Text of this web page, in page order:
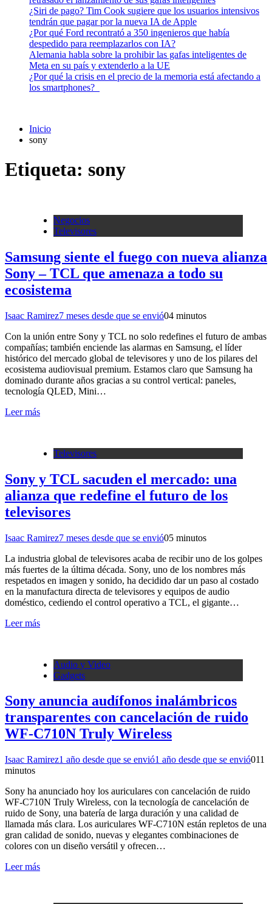
¿Siri de pago? Tim Cook sugiere que los usuarios intensivos
tendrán que pagar por la nueva IA de Apple
¿Por qué Ford recontrató a 350 ingenieros que había
despedido para reemplazarlos con IA?
Alemania habla sobre la prohibir las gafas inteligentes de
Meta en su país y extenderlo a la UE
¿Por qué la crisis en el precio de la memoria está afectando a
los smartphones?
Inicio
sony
Etiqueta: sony
Negocios
Televisores
Samsung siente el fuego con nueva alianza
Sony – TCL que amenaza a todo su
ecosistema
Isaac Ramirez7 meses desde que se envió04 minutos
Con la unión entre Sony y TCL no solo redefines el futuro de ambas
compañías; también enciende las alarmas en Samsung, el líder
histórico del mercado global de televisores y uno de los pilares del
ecosistema audiovisual premium. Estamos claro que Samsung ha
dominado durante años gracias a su control vertical: paneles,
tecnología QLED, Mini…
Leer más
Televisores
Sony y TCL sacuden el mercado: una
alianza que redefine el futuro de los
televisores
Isaac Ramirez7 meses desde que se envió05 minutos
La industria global de televisores acaba de recibir uno de los golpes
más fuertes de la última década. Sony, uno de los nombres más
respetados en imagen y sonido, ha decidido dar un paso al costado
en la manufactura directa de televisores y equipos de audio
doméstico, cediendo el control operativo a TCL, el gigante…
Leer más
Audio y Video
Gadgets
Sony anuncia audífonos inalámbricos
transparentes con cancelación de ruido
WF-C710N Truly Wireless
Isaac Ramirez1 año desde que se envió1 año desde que se envió011
minutos
Sony ha anunciado hoy los auriculares con cancelación de ruido
WF-C710N Truly Wireless, con la tecnología de cancelación de
ruido de Sony, una batería de larga duración y una calidad de
llamada más clara. Los auriculares WF-C710N están repletos de una
gran calidad de sonido, nuevas y elegantes combinaciones de
colores con un diseño versátil y ofrecen…
Leer más